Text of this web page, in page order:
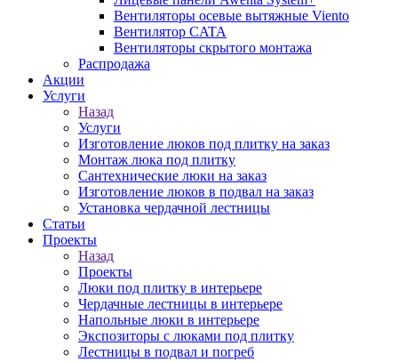
Вентиляторы осевые вытяжные Viento
Вентилятор CATA
Вентиляторы скрытого монтажа
Распродажа
Акции
Услуги
Назад
Услуги
Изготовление люков под плитку на заказ
Монтаж люка под плитку
Сантехнические люки на заказ
Изготовление люков в подвал на заказ
Установка чердачной лестницы
Статьи
Проекты
Назад
Проекты
Люки под плитку в интерьере
Чердачные лестницы в интерьере
Напольные люки в интерьере
Экспозиторы с люками под плитку
Лестницы в подвал и погреб